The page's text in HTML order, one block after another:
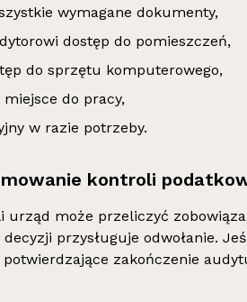
wymagane dokumenty,
dostęp do pomieszczeń,
do sprzętu komputerowego,
do pracy,
w razie potrzeby.
kontroli
urząd może przeliczyć
przysługuje odwołanie.
zakończenie